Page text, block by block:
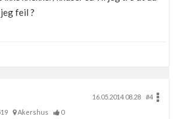
feil ?
16.05.2014 08.28
#4
Akershus 0